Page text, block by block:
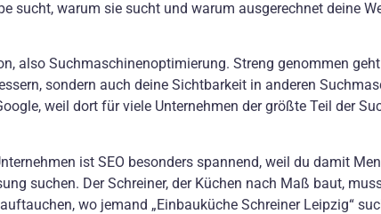
sucht, warum sie sucht und warum ausgerechnet deine
also Suchmaschinenoptimierung. Streng genommen
sondern auch deine Sichtbarkeit in anderen
weil dort für viele Unternehmen der größte Teil der
ist SEO besonders spannend, weil du damit
suchen. Der Schreiner, der Küchen nach Maß baut,
wo jemand „Einbauküche Schreiner Leipzig“